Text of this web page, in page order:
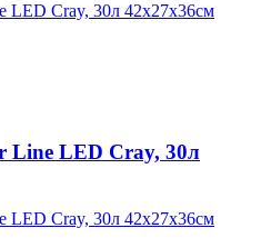
Line LED Cray, 30л